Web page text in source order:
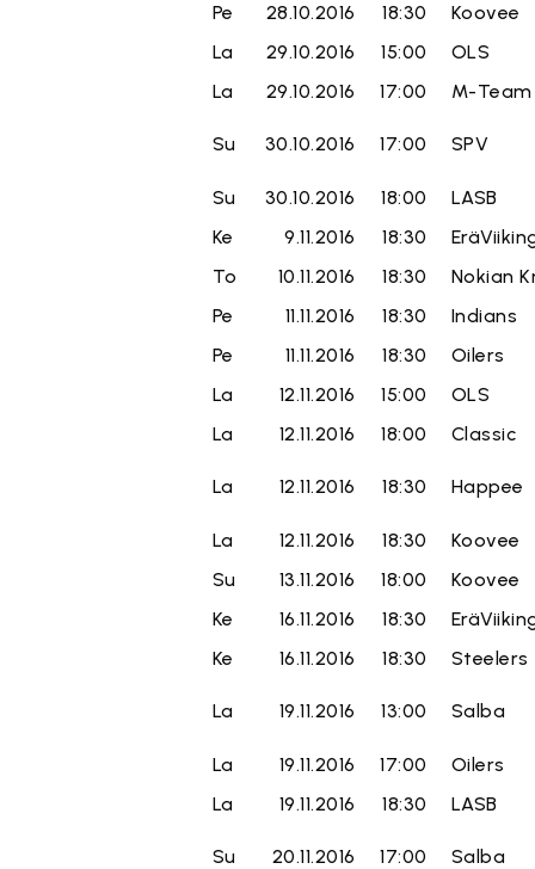
Pe
28.10.2016 18:30
Koovee
La
29.10.2016 15:00
OLS
La
29.10.2016 17:00 M-Team
Su 30.10.2016 17:00 SPV
Su 30.10.2016 18:00
LASB
Ke
9.11.2016 18:30
To
10.11.2016 18:30
Nokian
Pe
11.11.2016 18:30
Indians
Pe
11.11.2016 18:30
Oilers
La
12.11.2016 15:00
OLS
La
12.11.2016 18:00 Classic
La 12.11.2016 18:30 Happee
La 12.11.2016 18:30
Koovee
Su
13.11.2016 18:00
Koovee
Ke
16.11.2016 18:30
Ke
16.11.2016 18:30 Steelers
La 19.11.2016 13:00 Salba
La 19.11.2016 17:00
Oilers
La
19.11.2016 18:30 LASB
Su 20.11.2016 17:00 Salba